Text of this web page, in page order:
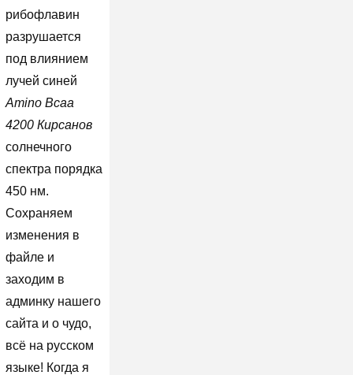
рибофлавин
разрушается
под влиянием
лучей синей
Amino Bcaa
4200 Кирсанов
солнечного
спектра порядка
450 нм.
Сохраняем
изменения в
файле и
заходим в
админку нашего
сайта и о чудо,
всё на русском
языке! Когда я